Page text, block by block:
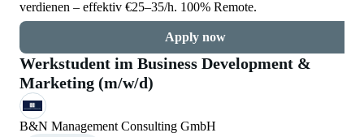
verdienen – effektiv €25–35/h. 100% Remote.
Apply now
Werkstudent im Business Development &
Marketing (m/w/d)
B&N Management Consulting GmbH